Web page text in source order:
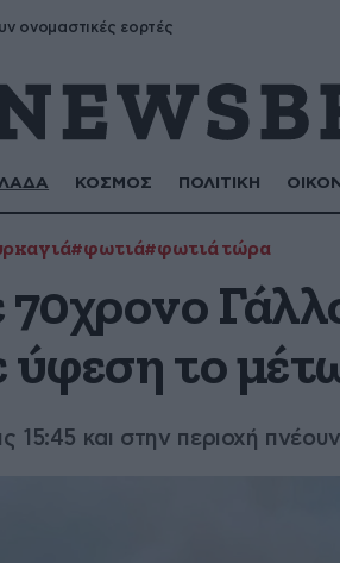
ονομαστικές εορτές
ΚΟΣΜΟΣ ΠΟΛΙΤΙΚΗ
#φωτιά#φωτιά τώρα
70χρονο
ύφεση το
και στην περιοχή